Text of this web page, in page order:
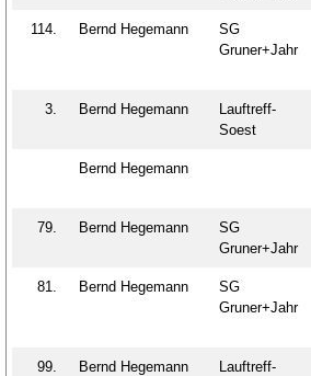
114. Bernd Hegemann
SG
Gruner+Jahr
3. Bernd Hegemann
Lauftreff-
Soest
Bernd Hegemann
79. Bernd Hegemann
SG
Gruner+Jahr
81. Bernd Hegemann
SG
Gruner+Jahr
99. Bernd Hegemann
Lauftreff-